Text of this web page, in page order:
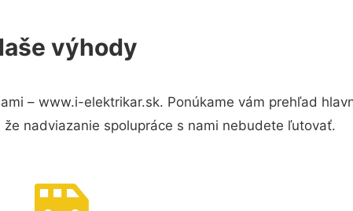
výhody
– www.i-elektrikar.sk. Ponúkame vám prehľad
nadviazanie spolupráce s nami nebudete ľutovať.